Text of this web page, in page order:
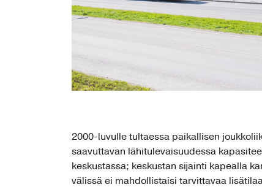
2000-luvulle tultaessa paikallisen
saavuttavan lähitulevaisuudessa
keskustassa; keskustan sijainti kapealla
välissä ei mahdollistaisi tarvittavaa